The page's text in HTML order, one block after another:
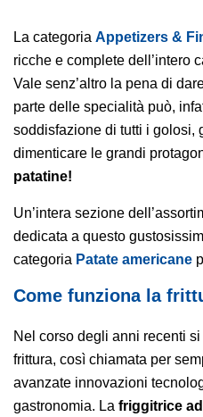
La categoria Appetizers &
ricche e complete dell’intero
Vale senz’altro la pena di
parte delle specialità può,
soddisfazione di tutti i
dimenticare le grandi
patatine!
Un’intera sezione
dedicata a questo
categoria Patate americane
Come funziona la
Nel corso degli anni recenti
frittura, così chiamata per
avanzate innovazioni
gastronomia. La friggitrice